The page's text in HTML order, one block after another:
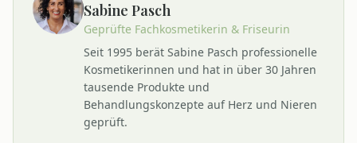
Sabine Pasch
Geprüfte Fachkosmetikerin & Friseurin
Seit 1995 berät Sabine Pasch professionelle
Kosmetikerinnen und hat in über 30 Jahren
tausende Produkte und
Behandlungskonzepte auf Herz und Nieren
geprüft.